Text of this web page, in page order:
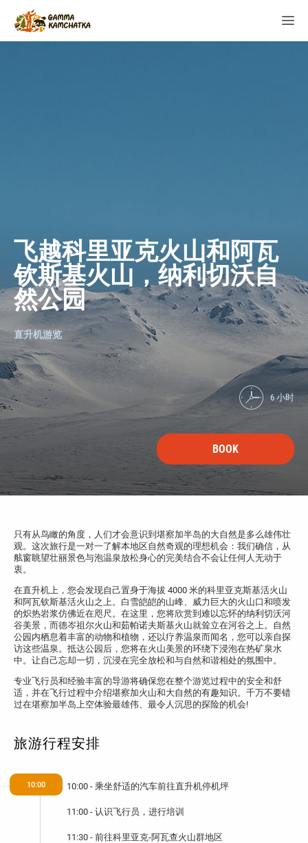
飞越科里亚克火山和阿瓦
钦斯基火山，纳利切沃自
然公园
直升机游览
6 小时
BOOK
只有从鸟瞰的角度，人们才会意识到堪察加半岛的大自然是多么雄伟壮
观。这次旅行是一对一了解本地区自然奇观的理想机会：我们确信，从
舷窗眺望壮丽景色与泡温泉放松身心的完美结合不会让任何人无动于
衷。
在直升机上，您会发现自己置身于海拔 4000 米的科里亚克斯基活火山
和阿瓦钦斯基活火山之上。白雪皑皑的山峰、威力巨大的火山口和喷发
的炽热岩浆仿佛近在咫尺。在这里，您将欣赏到难以忘怀的纳利切沃河
谷美景，而德岑祖尔火山和茹帕诺夫斯基火山就耸立在河谷之上。自然
公园内栖息着丰富的动物和植物，还以疗养温泉而闻名，您可以亲自探
访这些温泉。抵达公园后，您将在火山美景的环绕下浸泡在热矿泉水
中。让自己忘却一切，沉浸在完全放松和与自然和谐相处的氛围中。
专业飞行员和经验丰富的导游将确保您在整个游览过程中的安全和舒
适，并在飞行过程中介绍堪察加火山和大自然的有趣知识。千万不要错
过在堪察加半岛上空体验最雄伟、最令人沉思的探险的机会!
旅游行程安排
10:00 10:00 - 乘坐舒适的汽车前往直升机停机坪
11:00 - 认识飞行员，进行培训
11:30 - 前往科里亚克-阿瓦查火山群地区